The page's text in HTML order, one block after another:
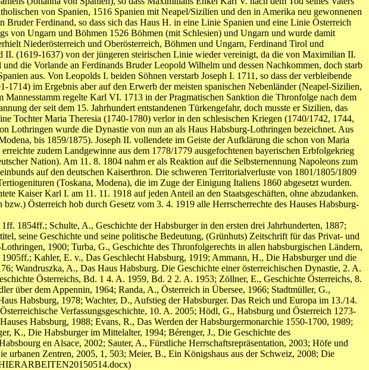
von Spanien, 1516 Spanien mit Neapel/Sizilien und den in Amerika neu gewonnenen
Ferdinand, so dass sich das Haus H. in eine Linie Spanien und eine Linie Österreich
von Ungarn und Böhmen 1526 Böhmen (mit Schlesien) und Ungarn und wurde damit
Niederösterreich und Oberösterreich, Böhmen und Ungarn, Ferdinand Tirol und
(1619-1637) von der jüngeren steirischen Linie wieder vereinigt, da die von Maximilian II.
die Vorlande an Ferdinands Bruder Leopold Wilhelm und dessen Nachkommen, doch starb
aus. Von Leopolds I. beiden Söhnen verstarb Joseph I. 1711, so dass der verbleibende
im Ergebnis aber auf den Erwerb der meisten spanischen Nebenländer (Neapel-Sizilien,
regelte Karl VI. 1713 in der Pragmatischen Sanktion die Thronfolge nach dem
der seit dem 15. Jahrhundert entstandenen Türkengefahr, doch musste er Sizilien, das
Tochter Maria Theresia (1740-1780) verlor in den schlesischen Kriegen (1740/1742, 1744,
Lothringen wurde die Dynastie von nun an als Haus Habsburg-Lothringen bezeichnet. Aus
bis 1859/1875). Joseph II. vollendete im Geiste der Aufklärung die schon von Maria
zudem Landgewinne aus dem 1778/1779 ausgefochtenen bayerischen Erbfolgekrieg
Nation). Am 11. 8. 1804 nahm er als Reaktion auf die Selbsternennung Napoleons zum
auf den deutschen Kaiserthron. Die schweren Territorialverluste von 1801/1805/1809
(Toskana, Modena), die im Zuge der Einigung Italiens 1860 abgesetzt wurden.
Kaiser Karl I. am 11. 11. 1918 auf jeden Anteil an den Staatsgeschäften, ohne abzudanken.
Österreich hob durch Gesetz vom 3. 4. 1919 alle Herrscherrechte des Hauses Habsburg-
1854ff.; Schulte, A., Geschichte der Habsburger in den ersten drei Jahrhunderten, 1887;
seine Geschichte und seine politische Bedeutung, (Grünhuts) Zeitschrift für das Privat- und
1900; Turba, G., Geschichte des Thronfolgerechts in allen habsburgischen Ländern,
Kahler, E. v., Das Geschlecht Habsburg, 1919; Ammann, H., Die Habsburger und die
Wandruszka, A., Das Haus Habsburg. Die Geschichte einer österreichischen Dynastie, 2. A.
Österreichs, Bd. 1 4. A. 1959, Bd. 2 2. A. 1953; Zöllner, E., Geschichte Österreichs, 8.
über dem Appennin, 1964; Randa, A., Österreich in Übersee, 1966; Stadtmüller, G.,
Habsburg, 1978; Wachter, D., Aufstieg der Habsburger. Das Reich und Europa im 13./14.
Verfassungsgeschichte, 10. A. 2005; Hödl, G., Habsburg und Österreich 1273-
Habsburg, 1988; Evans, R., Das Werden der Habsburgermonarchie 1550-1700, 1989;
K., Die Habsburger im Mittelalter, 1994; Bérenger, J., Die Geschichte des
en Alsace, 2002; Sauter, A., Fürstliche Herrschaftsrepräsentation, 2003; Höfe und
urbanen Zentren, 2005, 1, 503; Meier, B., Ein Königshaus aus der Schweiz, 2008; Die